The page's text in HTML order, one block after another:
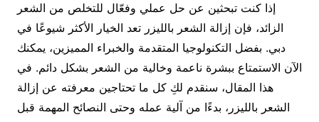
إذا كنت تبحثين عن حل عملي وفعّال للتخلص من الشعر
الزائد، فإن إزالة الشعر بالليزر تعد الخيار الأكثر شيوعًا في
دبي. بفضل التكنولوجيا المتقدمة والخبراء المميزين، يمكنك
الآن الاستمتاع ببشرة ناعمة وخالية من الشعر بشكل دائم. في
هذا المقال، سنقدم لكِ كل ما تحتاجين معرفته عن إزالة
الشعر بالليزر، بدءًا من آلية عمله وحتى النصائح المهمة قبل